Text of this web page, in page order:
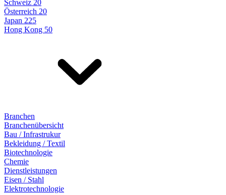
Schweiz 20
Österreich 20
Japan 225
Hong Kong 50
Branchen
Branchenübersicht
Bau / Infrastrukur
Bekleidung / Textil
Biotechnologie
Chemie
Dienstleistungen
Eisen / Stahl
Elektrotechnologie